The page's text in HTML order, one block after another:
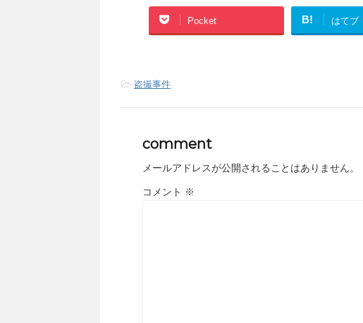
Pocket B! はてブ
-盗撮事件
comment
メールアドレスが公開されることはありません。
コメント ※